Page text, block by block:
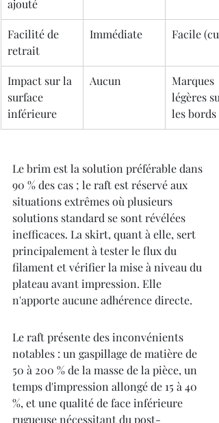
ajouté
Facilité de
retrait
Immédiate Facile
Impact sur la
surface
inférieure
Aucun
Marques
légères
les bords
Le brim est la solution préférable dans
90 % des cas ; le raft est réservé aux
situations extrêmes où plusieurs
solutions standard se sont révélées
inefficaces. La skirt, quant à elle, sert
principalement à tester le flux du
filament et vérifier la mise à niveau du
plateau avant impression. Elle
n'apporte aucune adhérence directe.
Le raft présente des inconvénients
notables : un gaspillage de matière de
50 à 200 % de la masse de la pièce, un
temps d'impression allongé de 15 à 40
%, et une qualité de face inférieure
rugueuse nécessitant du post-